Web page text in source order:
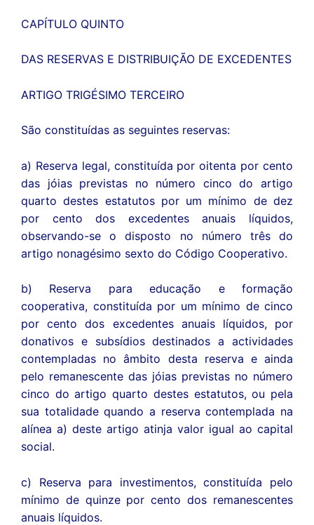
CAPÍTULO QUINTO
DAS RESERVAS E DISTRIBUIÇÃO DE EXCEDENTES
ARTIGO TRIGÉSIMO TERCEIRO
São constituídas as seguintes reservas:
a) Reserva legal, constituída por oitenta por cento
das jóias previstas no número cinco do artigo
quarto destes estatutos por um mínimo de dez
por cento dos excedentes anuais líquidos,
observando-se o disposto no número três do
artigo nonagésimo sexto do Código Cooperativo.
b) Reserva para educação e formação
cooperativa, constituída por um mínimo de cinco
por cento dos excedentes anuais líquidos, por
donativos e subsídios destinados a actividades
contempladas no âmbito desta reserva e ainda
pelo remanescente das jóias previstas no número
cinco do artigo quarto destes estatutos, ou pela
sua totalidade quando a reserva contemplada na
alínea a) deste artigo atinja valor igual ao capital
social.
c) Reserva para investimentos, constituída pelo
mínimo de quinze por cento dos remanescentes
anuais líquidos.